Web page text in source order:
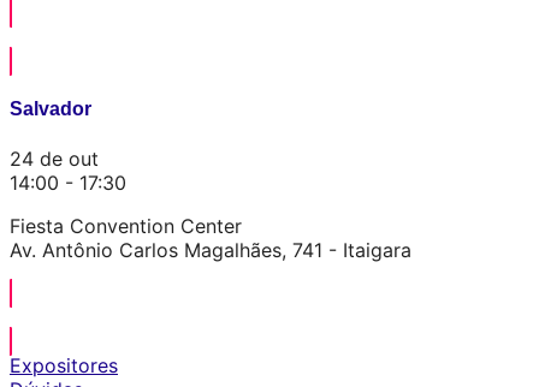
Salvador
24 de out
14:00 - 17:30
Fiesta Convention Center
Av. Antônio Carlos Magalhães, 741 - Itaigara
Expositores